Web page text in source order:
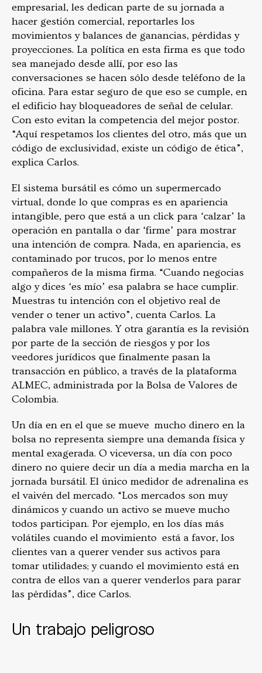
empresarial, les dedican parte de su jornada a
hacer gestión comercial, reportarles los
movimientos y balances de ganancias, pérdidas y
proyecciones. La política en esta firma es que todo
sea manejado desde allí, por eso las
conversaciones se hacen sólo desde teléfono de la
oficina. Para estar seguro de que eso se cumple, en
el edificio hay bloqueadores de señal de celular.
Con esto evitan la competencia del mejor postor.
“Aquí respetamos los clientes del otro, más que un
código de exclusividad, existe un código de ética”,
explica Carlos.
El sistema bursátil es cómo un supermercado
virtual, donde lo que compras es en apariencia
intangible, pero que está a un click para ‘calzar’ la
operación en pantalla o dar ‘firme’ para mostrar
una intención de compra. Nada, en apariencia, es
contaminado por trucos, por lo menos entre
compañeros de la misma firma. “Cuando negocias
algo y dices ‘es mío’ esa palabra se hace cumplir.
Muestras tu intención con el objetivo real de
vender o tener un activo”, cuenta Carlos. La
palabra vale millones. Y otra garantía es la revisión
por parte de la sección de riesgos y por los
veedores jurídicos que finalmente pasan la
transacción en público, a través de la plataforma
ALMEC, administrada por la Bolsa de Valores de
Colombia.
Un día en en el que se mueve mucho dinero en la
bolsa no representa siempre una demanda física y
mental exagerada. O viceversa, un día con poco
dinero no quiere decir un día a media marcha en la
jornada bursátil. El único medidor de adrenalina es
el vaivén del mercado. “Los mercados son muy
dinámicos y cuando un activo se mueve mucho
todos participan. Por ejemplo, en los días más
volátiles cuando el movimiento está a favor, los
clientes van a querer vender sus activos para
tomar utilidades; y cuando el movimiento está en
contra de ellos van a querer venderlos para parar
las pérdidas”, dice Carlos.
Un trabajo peligroso